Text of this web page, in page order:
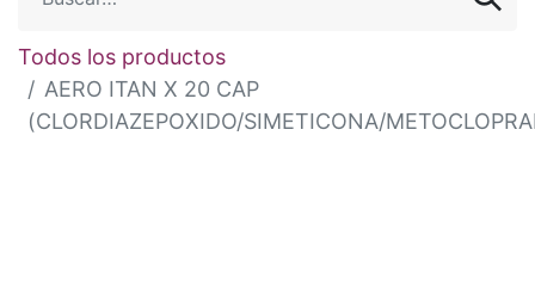
Todos los productos
AERO ITAN X 20 CAP
(CLORDIAZEPOXIDO/SIMETICONA/